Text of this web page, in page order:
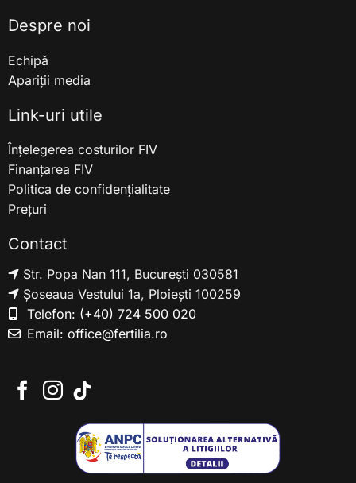
Despre noi
Echipă
Apariții media
Link-uri utile
Înțelegerea costurilor FIV
Finanțarea FIV
Politica de confidențialitate
Prețuri
Contact
Str. Popa Nan 111, București 030581
Șoseaua Vestului 1a, Ploiești 100259
Telefon: (+40) 724 500 020
Email: office@fertilia.ro